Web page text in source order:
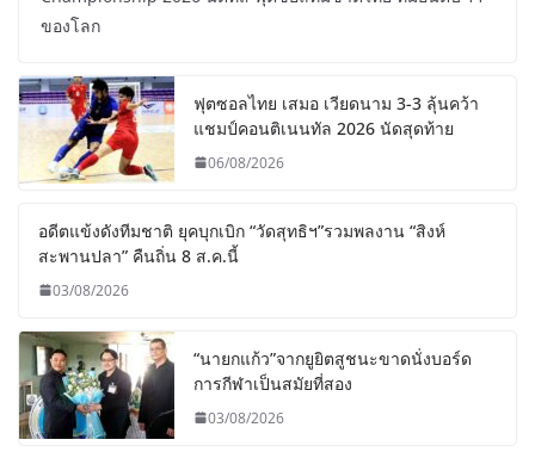
ของโลก
ฟุตซอลไทย เสมอ เวียดนาม 3-3 ลุ้นคว้า
แชมป์คอนติเนนทัล 2026 นัดสุดท้าย
06/08/2026
อดีตแข้งดังทีมชาติ ยุคบุกเบิก “วัดสุทธิฯ”รวมพลงาน “สิงห์
สะพานปลา” คืนถิ่น 8 ส.ค.นี้
03/08/2026
“นายกแก้ว”จากยูยิตสูชนะขาดนั่งบอร์ด
การกีฬาเป็นสมัยที่สอง
03/08/2026